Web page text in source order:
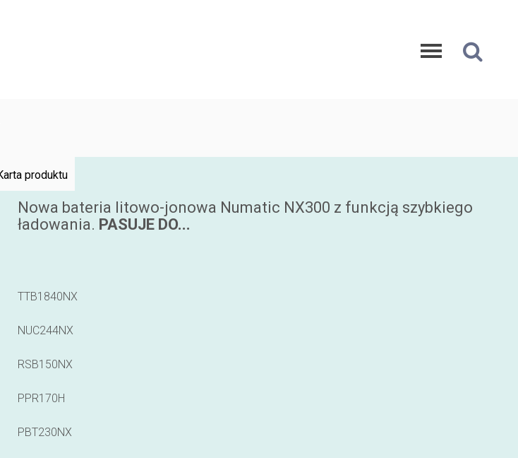
Nowa bateria litowo-jonowa Numatic NX300 z funkcją szybkiego
ładowania. PASUJE DO...
TTB1840NX
NUC244NX
RSB150NX
PPR170H
PBT230NX